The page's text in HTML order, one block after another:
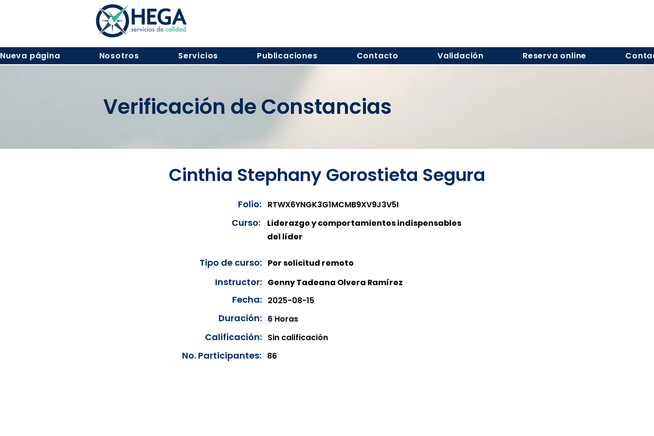
Nueva página Nosotros Servicios Publicaciones Contacto Validación Reserva online
Verificación de Constancias
Cinthia Stephany Gorostieta Segura
Folio: RTWX6YNGK3G1MCMB9XV9J3V5I
Curso:
Liderazgo y comportamientos indispensables
del líder
Tipo de curso: Por solicitud remoto
Instructor: Genny Tadeana Olvera Ramírez
Fecha: 2025-08-15
Duración: 6 Horas
Calificación: Sin calificación
No. Participantes: 86